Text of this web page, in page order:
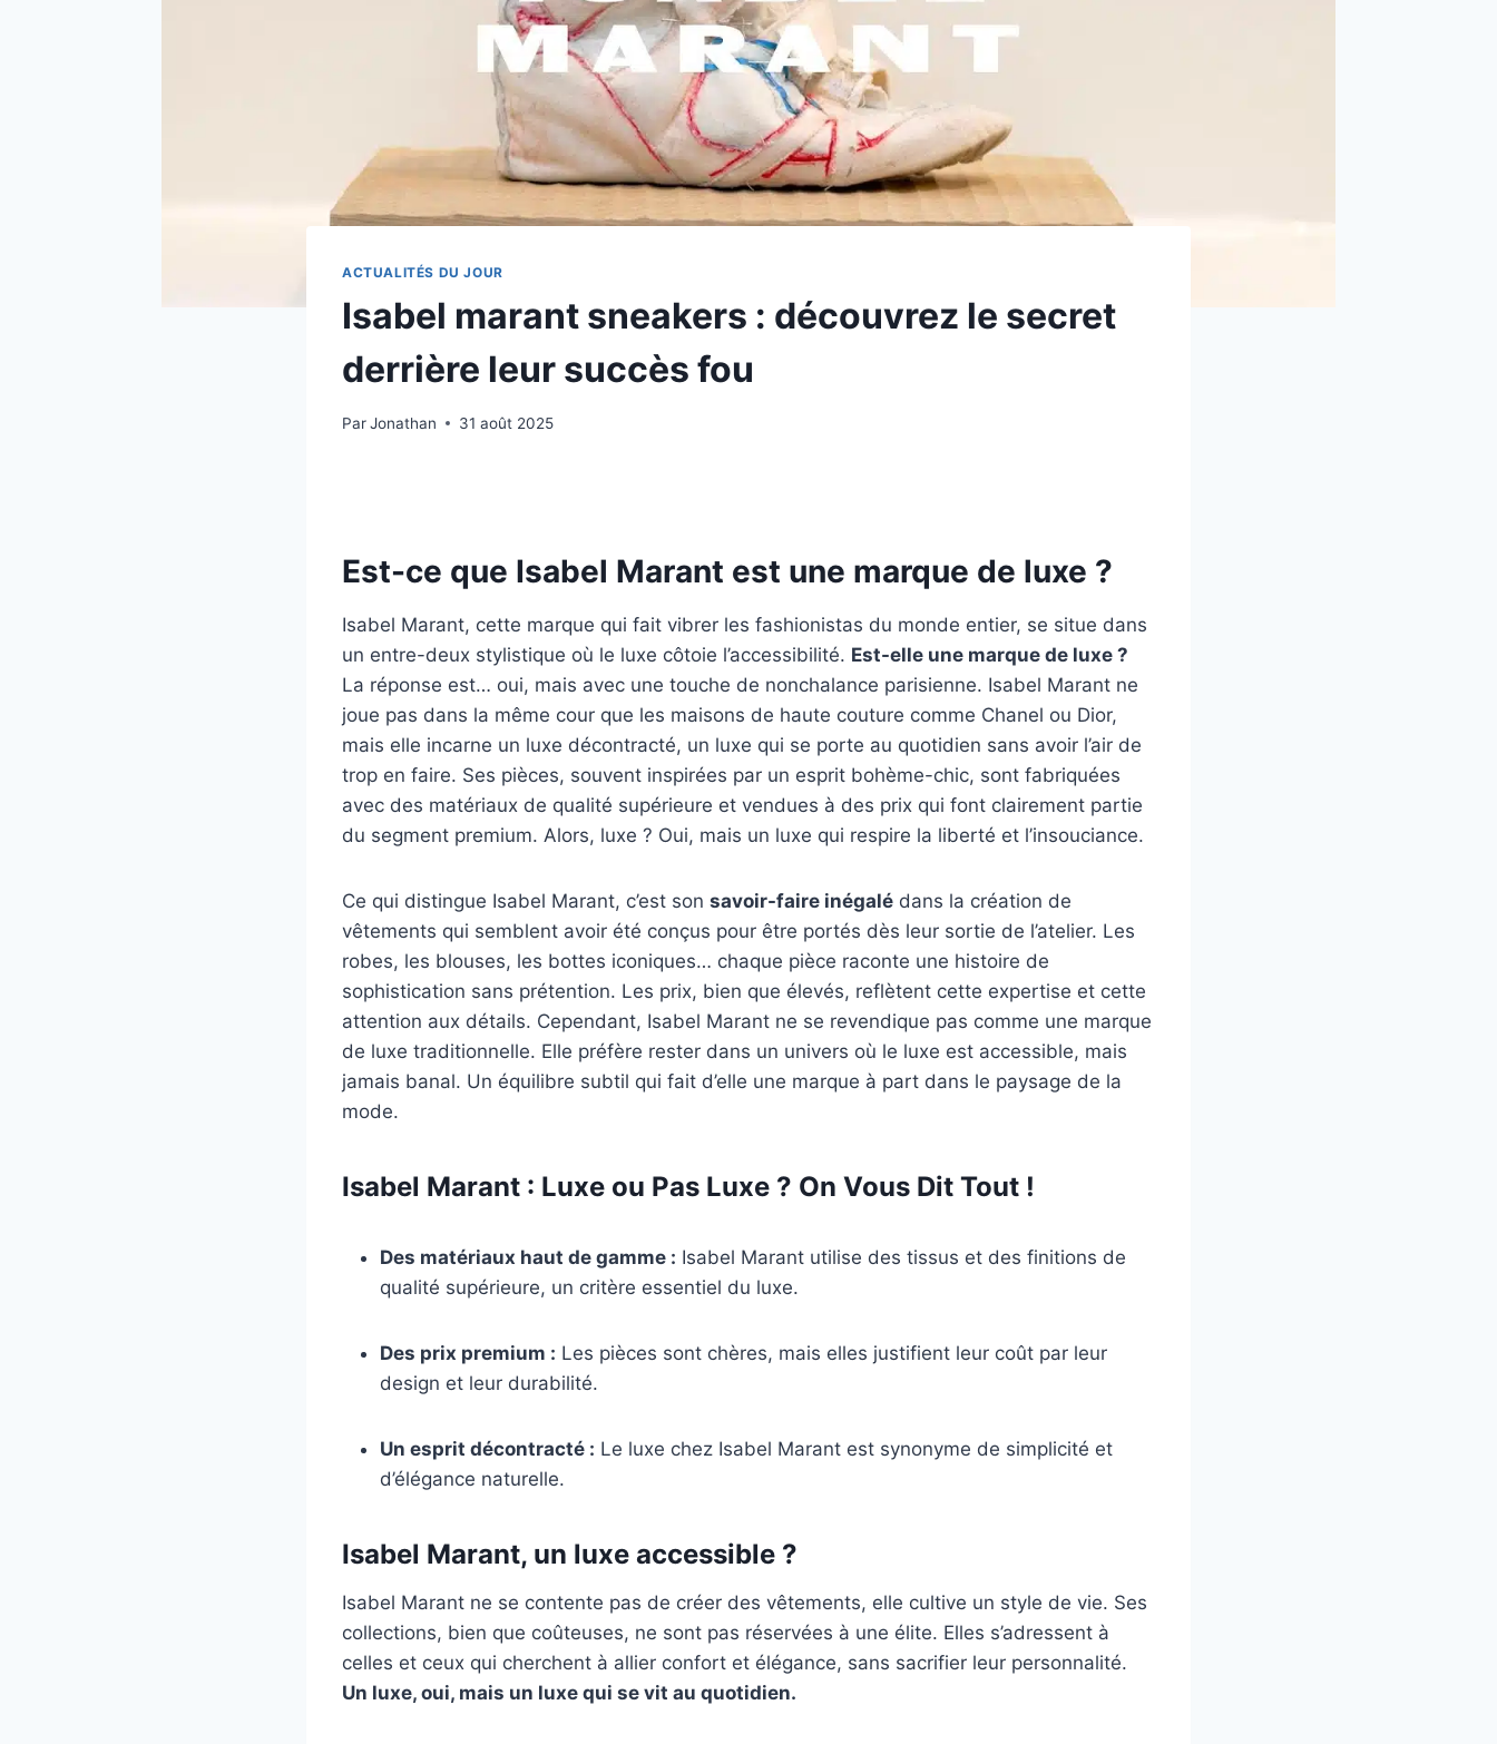
ACTUALITÉS DU JOUR
Isabel marant sneakers : découvrez le secret
derrière leur succès fou
ParJonathan 31 août 2025
Est-ce que Isabel Marant est une marque de luxe ?
Isabel Marant, cette marque qui fait vibrer les fashionistas du monde entier, se situe dans
un entre-deux stylistique où le luxe côtoie l’accessibilité. Est-elle une marque de luxe ?
La réponse est… oui, mais avec une touche de nonchalance parisienne. Isabel Marant ne
joue pas dans la même cour que les maisons de haute couture comme Chanel ou Dior,
mais elle incarne un luxe décontracté, un luxe qui se porte au quotidien sans avoir l’air de
trop en faire. Ses pièces, souvent inspirées par un esprit bohème-chic, sont fabriquées
avec des matériaux de qualité supérieure et vendues à des prix qui font clairement partie
du segment premium. Alors, luxe ? Oui, mais un luxe qui respire la liberté et l’insouciance.
Ce qui distingue Isabel Marant, c’est son savoir-faire inégalé dans la création de
vêtements qui semblent avoir été conçus pour être portés dès leur sortie de l’atelier. Les
robes, les blouses, les bottes iconiques… chaque pièce raconte une histoire de
sophistication sans prétention. Les prix, bien que élevés, reflètent cette expertise et cette
attention aux détails. Cependant, Isabel Marant ne se revendique pas comme une marque
de luxe traditionnelle. Elle préfère rester dans un univers où le luxe est accessible, mais
jamais banal. Un équilibre subtil qui fait d’elle une marque à part dans le paysage de la
mode.
Isabel Marant : Luxe ou Pas Luxe ? On Vous Dit Tout !
Des matériaux haut de gamme : Isabel Marant utilise des tissus et des finitions de
qualité supérieure, un critère essentiel du luxe.
Des prix premium : Les pièces sont chères, mais elles justifient leur coût par leur
design et leur durabilité.
Un esprit décontracté : Le luxe chez Isabel Marant est synonyme de simplicité et
d’élégance naturelle.
Isabel Marant, un luxe accessible ?
Isabel Marant ne se contente pas de créer des vêtements, elle cultive un style de vie. Ses
collections, bien que coûteuses, ne sont pas réservées à une élite. Elles s’adressent à
celles et ceux qui cherchent à allier confort et élégance, sans sacrifier leur personnalité.
Un luxe, oui, mais un luxe qui se vit au quotidien.